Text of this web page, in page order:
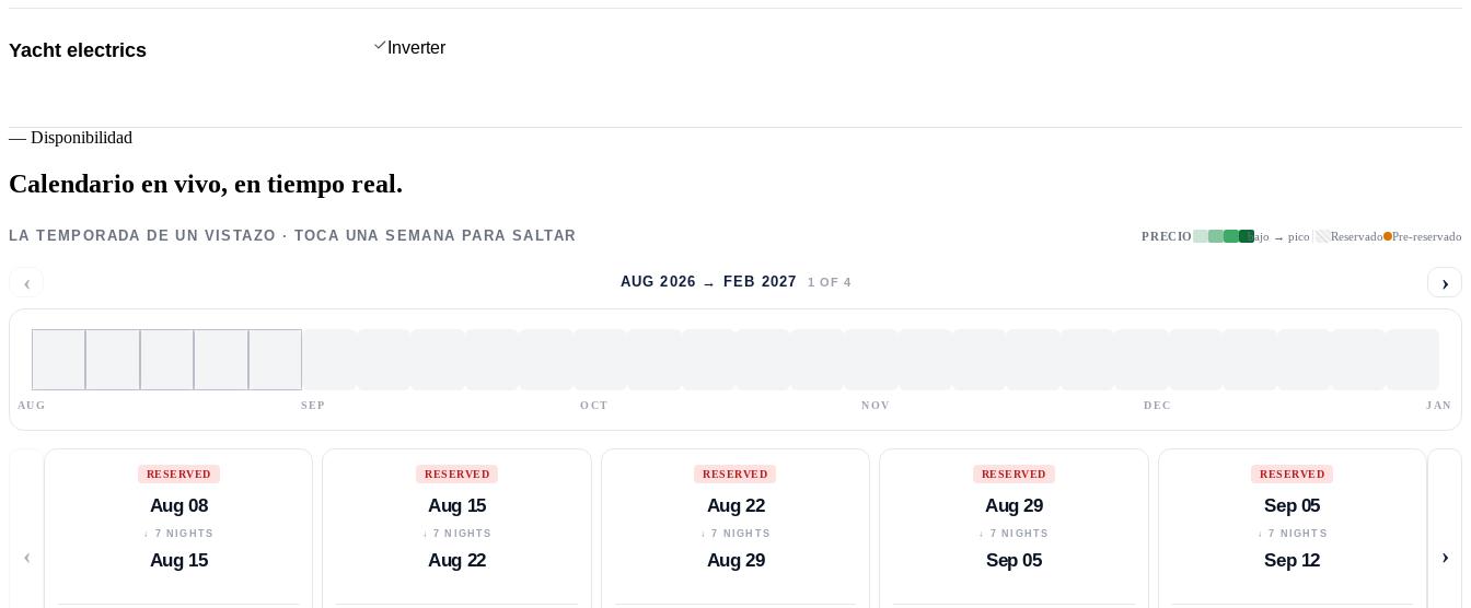
Yacht electrics Inverter
— Disponibilidad
Calendario en vivo, en tiempo real.
LA TEMPORADA DE UN VISTAZO · TOCA UNA SEMANA PARA SALTAR PRECIO bajo → pico Reservado Pre-reservado
‹ AUG 2026 → FEB 2027 1 OF 4 ›
AUG SEP OCT NOV DEC JAN
‹
RESERVED
Aug 08
↓ 7 NIGHTS
Aug 15
RESERVED
Aug 15
↓ 7 NIGHTS
Aug 22
RESERVED
Aug 22
↓ 7 NIGHTS
Aug 29
RESERVED
Aug 29
↓ 7 NIGHTS
Sep 05
RESERVED
Sep 05
↓ 7 NIGHTS
Sep 12 ›